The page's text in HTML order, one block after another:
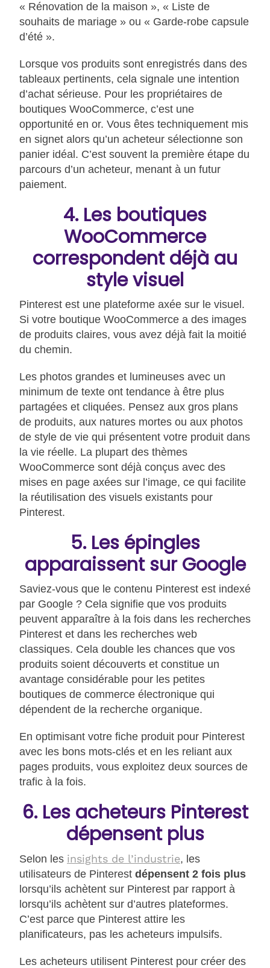
« Rénovation de la maison », « Liste de
souhaits de mariage » ou « Garde-robe capsule
d’été ».
Lorsque vos produits sont enregistrés dans des
tableaux pertinents, cela signale une intention
d’achat sérieuse. Pour les propriétaires de
boutiques WooCommerce, c’est une
opportunité en or. Vous êtes techniquement mis
en signet alors qu’un acheteur sélectionne son
panier idéal. C’est souvent la première étape du
parcours d’un acheteur, menant à un futur
paiement.
4. Les boutiques
WooCommerce
correspondent déjà au
style visuel
Pinterest est une plateforme axée sur le visuel.
Si votre boutique WooCommerce a des images
de produits claires, vous avez déjà fait la moitié
du chemin.
Les photos grandes et lumineuses avec un
minimum de texte ont tendance à être plus
partagées et cliquées. Pensez aux gros plans
de produits, aux natures mortes ou aux photos
de style de vie qui présentent votre produit dans
la vie réelle. La plupart des thèmes
WooCommerce sont déjà conçus avec des
mises en page axées sur l’image, ce qui facilite
la réutilisation des visuels existants pour
Pinterest.
5. Les épingles
apparaissent sur Google
Saviez-vous que le contenu Pinterest est indexé
par Google ? Cela signifie que vos produits
peuvent apparaître à la fois dans les recherches
Pinterest et dans les recherches web
classiques. Cela double les chances que vos
produits soient découverts et constitue un
avantage considérable pour les petites
boutiques de commerce électronique qui
dépendent de la recherche organique.
En optimisant votre fiche produit pour Pinterest
avec les bons mots-clés et en les reliant aux
pages produits, vous exploitez deux sources de
trafic à la fois.
6. Les acheteurs Pinterest
dépensent plus
Selon les insights de l’industrie, les
utilisateurs de Pinterest dépensent 2 fois plus
lorsqu’ils achètent sur Pinterest par rapport à
lorsqu’ils achètent sur d’autres plateformes.
C’est parce que Pinterest attire les
planificateurs, pas les acheteurs impulsifs.
Les acheteurs utilisent Pinterest pour créer des